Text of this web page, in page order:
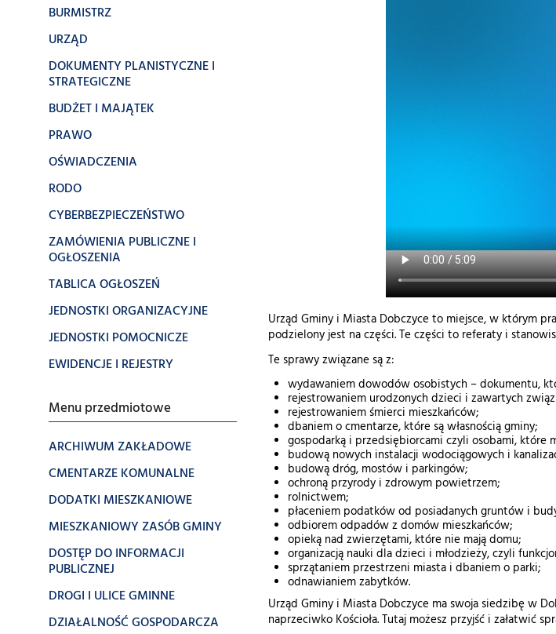
BURMISTRZ
URZĄD
DOKUMENTY PLANISTYCZNE I
STRATEGICZNE
BUDŻET I MAJĄTEK
PRAWO
OŚWIADCZENIA
RODO
CYBERBEZPIECZEŃSTWO
ZAMÓWIENIA PUBLICZNE I
OGŁOSZENIA
TABLICA OGŁOSZEŃ
JEDNOSTKI ORGANIZACYJNE
JEDNOSTKI POMOCNICZE
EWIDENCJE I REJESTRY
Menu przedmiotowe
ARCHIWUM ZAKŁADOWE
CMENTARZE KOMUNALNE
DODATKI MIESZKANIOWE
MIESZKANIOWY ZASÓB GMINY
DOSTĘP DO INFORMACJI
PUBLICZNEJ
DROGI I ULICE GMINNE
DZIAŁALNOŚĆ GOSPODARCZA
Urząd Gminy i Miasta Dobczyce to miejsce, w którym
podzielony jest na części. Te części to referaty i
Te sprawy związane są z:
wydawaniem dowodów osobistych – dokumentu,
rejestrowaniem urodzonych dzieci i zawartych
rejestrowaniem śmierci mieszkańców;
dbaniem o cmentarze, które są własnością gminy;
gospodarką i przedsiębiorcami czyli osobami, które
budową nowych instalacji wodociągowych i
budową dróg, mostów i parkingów;
ochroną przyrody i zdrowym powietrzem;
rolnictwem;
płaceniem podatków od posiadanych gruntów i
odbiorem odpadów z domów mieszkańców;
opieką nad zwierzętami, które nie mają domu;
organizacją nauki dla dzieci i młodzieży, czyli
sprzątaniem przestrzeni miasta i dbaniem o parki;
odnawianiem zabytków.
Urząd Gminy i Miasta Dobczyce ma swoja siedzibę w
naprzeciwko Kościoła. Tutaj możesz przyjść i załatwić